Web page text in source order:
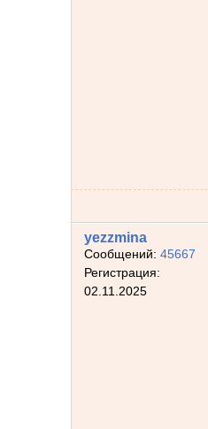
yezzmina
Сообщений:45667
Регистрация:
02.11.2025